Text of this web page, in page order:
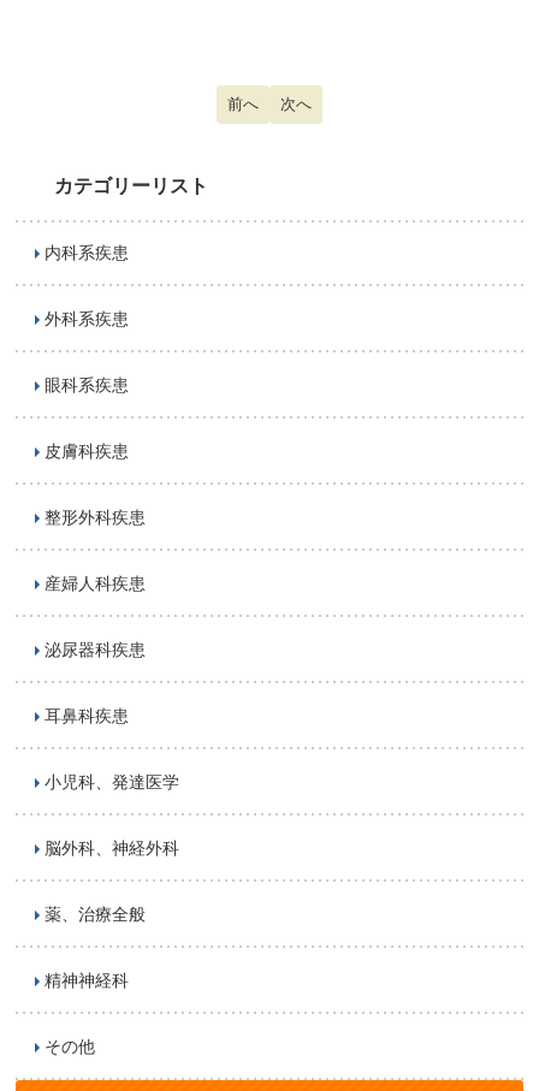
前の記事へ: 脂肪肝
前へ 次の記事へ: 心房細動
次へ
カテゴリーリスト
内科系疾患
外科系疾患
眼科系疾患
皮膚科疾患
整形外科疾患
産婦人科疾患
泌尿器科疾患
耳鼻科疾患
小児科、発達医学
脳外科、神経外科
薬、治療全般
精神神経科
その他